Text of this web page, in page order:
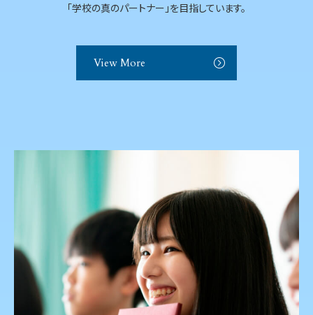
「学校の真のパートナー」を目指しています。
View More